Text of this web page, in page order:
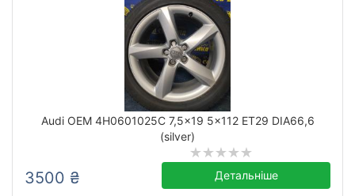
Audi OEM 4H0601025C 7,5x19 5x112 ET29 DIA66,6
(silver)
3500 ₴ Детальніше